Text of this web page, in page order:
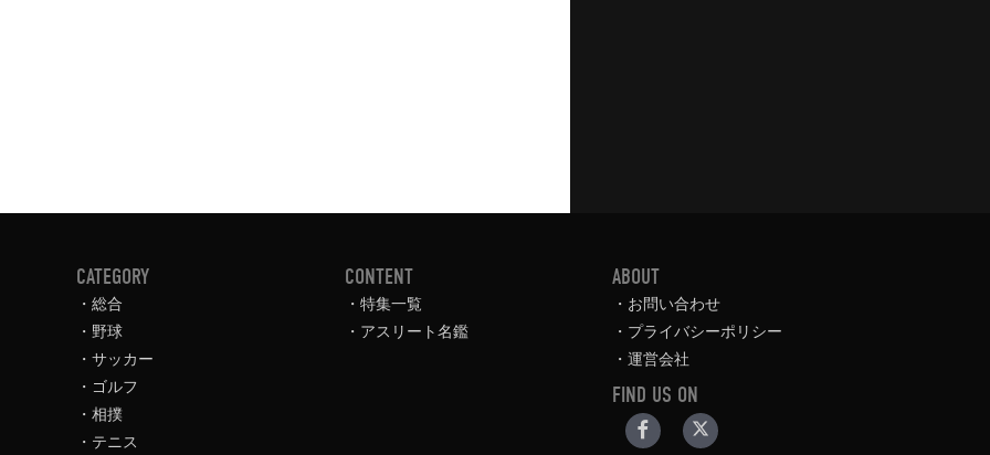
CATEGORY
総合
野球
サッカー
ゴルフ
相撲
テニス
CONTENT
特集一覧
アスリート名鑑
ABOUT
お問い合わせ
プライバシーポリシー
運営会社
FIND US ON